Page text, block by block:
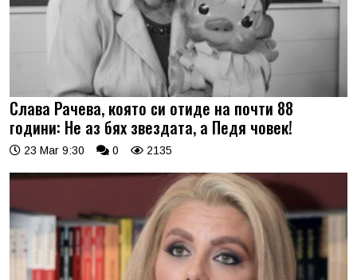
Слава Рачева, която си отиде на почти 88
години: Не аз бях звездата, а Педя човек!
23 Mar 9:30 0 2135